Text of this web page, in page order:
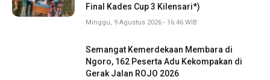
Final Kades Cup 3 Kilensari*)
Minggu, 9 Agustus 2026 - 16:46 WIB
Semangat Kemerdekaan Membara di
Ngoro, 162 Peserta Adu Kekompakan di
Gerak Jalan ROJO 2026